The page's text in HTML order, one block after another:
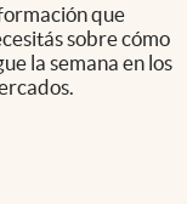
que
sobre cómo
la semana en los